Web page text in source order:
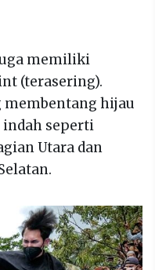
memiliki
(terasering).
membentang hijau
seperti
Utara dan